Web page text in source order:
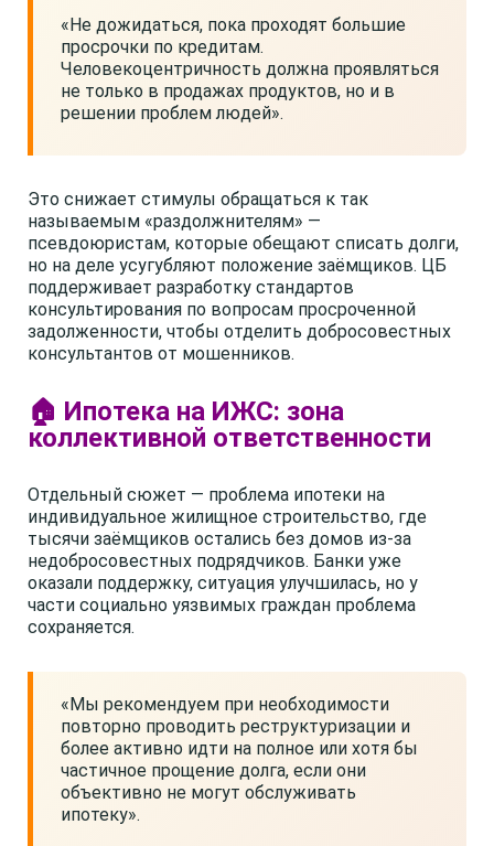
«Не дожидаться, пока проходят большие
просрочки по кредитам.
Человекоцентричность должна проявляться
не только в продажах продуктов, но и в
решении проблем людей».
Это снижает стимулы обращаться к так
называемым «раздолжнителям» —
псевдоюристам, которые обещают списать долги,
но на деле усугубляют положение заёмщиков. ЦБ
поддерживает разработку стандартов
консультирования по вопросам просроченной
задолженности, чтобы отделить добросовестных
консультантов от мошенников.
🏠 Ипотека на ИЖС: зона
коллективной ответственности
Отдельный сюжет — проблема ипотеки на
индивидуальное жилищное строительство, где
тысячи заёмщиков остались без домов из-за
недобросовестных подрядчиков. Банки уже
оказали поддержку, ситуация улучшилась, но у
части социально уязвимых граждан проблема
сохраняется.
«Мы рекомендуем при необходимости
повторно проводить реструктуризации и
более активно идти на полное или хотя бы
частичное прощение долга, если они
объективно не могут обслуживать
ипотеку».